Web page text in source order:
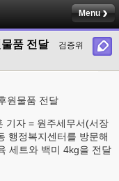
Menu
품 전달
검증위
원물품 전달
기자 = 원주세무서(서장
행정복지센터를 방문해
세트와 백미 4kg을 전달